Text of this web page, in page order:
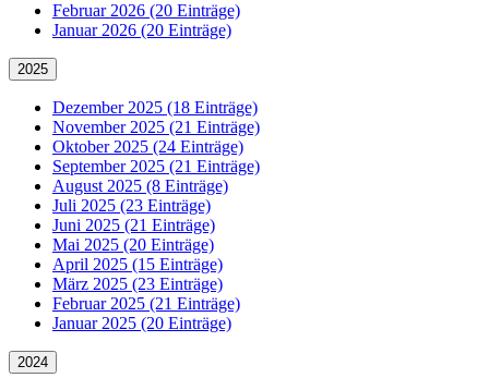
Februar 2026 (20 Einträge)
Januar 2026 (20 Einträge)
2025
Dezember 2025 (18 Einträge)
November 2025 (21 Einträge)
Oktober 2025 (24 Einträge)
September 2025 (21 Einträge)
August 2025 (8 Einträge)
Juli 2025 (23 Einträge)
Juni 2025 (21 Einträge)
Mai 2025 (20 Einträge)
April 2025 (15 Einträge)
März 2025 (23 Einträge)
Februar 2025 (21 Einträge)
Januar 2025 (20 Einträge)
2024